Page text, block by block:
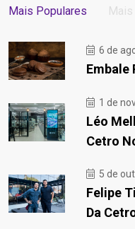
Mais Populares
6 de
Embale
1 de
Léo
Cetro
5 de
Felipe
Da